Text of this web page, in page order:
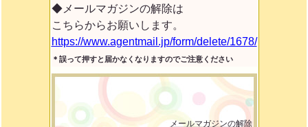
◆メールマガジンの解除は
こちらからお願いします。
https://www.agentmail.jp/form/delete/1678/
＊誤って押すと届かなくなりますのでご注意ください
メールマガジンの解除